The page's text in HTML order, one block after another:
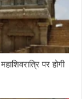
पर होगी